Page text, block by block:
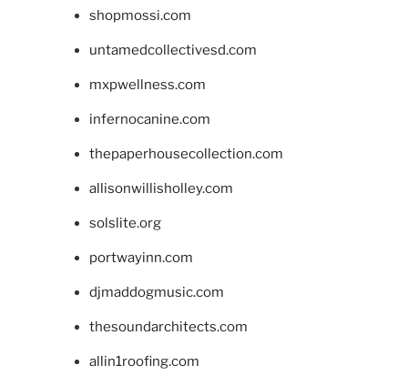
shopmossi.com
untamedcollectivesd.com
mxpwellness.com
infernocanine.com
thepaperhousecollection.com
allisonwillisholley.com
solslite.org
portwayinn.com
djmaddogmusic.com
thesoundarchitects.com
allin1roofing.com